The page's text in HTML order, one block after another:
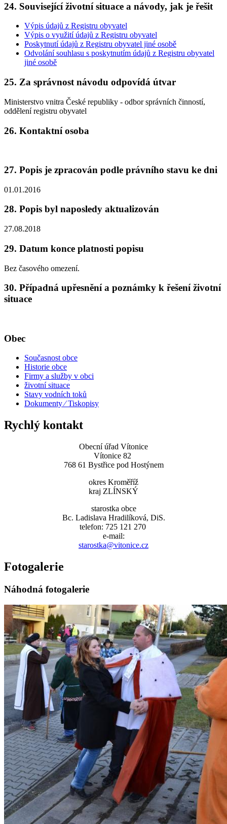
24. Související životní situace a návody, jak je řešit
Výpis údajů z Registru obyvatel
Výpis o využití údajů z Registru obyvatel
Poskytnutí údajů z Registru obyvatel jiné osobě
Odvolání souhlasu s poskytnutím údajů z Registru obyvatel
jiné osobě
25. Za správnost návodu odpovídá útvar
Ministerstvo vnitra České republiky - odbor správních činností,
oddělení registru obyvatel
26. Kontaktní osoba
27. Popis je zpracován podle právního stavu ke dni
01.01.2016
28. Popis byl naposledy aktualizován
27.08.2018
29. Datum konce platnosti popisu
Bez časového omezení.
30. Případná upřesnění a poznámky k řešení životní
situace
Obec
Současnost obce
Historie obce
Firmy a služby v obci
životní situace
Stavy vodních toků
Dokumenty ⁄ Tiskopisy
Rychlý kontakt
Obecní úřad Vítonice
Vítonice 82
768 61 Bystřice pod Hostýnem
okres Kroměříž
kraj ZLÍNSKÝ
starostka obce
Bc. Ladislava Hradilíková, DiS.
telefon: 725 121 270
e-mail:
starostka@vitonice.cz
Fotogalerie
Náhodná fotogalerie